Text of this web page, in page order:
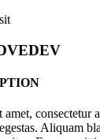
consectetur
Aliquam